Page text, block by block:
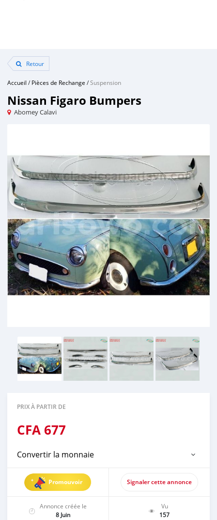
Retour
Accueil /Pièces de Rechange /Suspension
Nissan Figaro Bumpers
Abomey Calavi
PRIX À PARTIR DE
CFA 677
Convertir la monnaie
Promouvoir Signaler cette annonce
Annonce créée le
8 Juin
Vu
157